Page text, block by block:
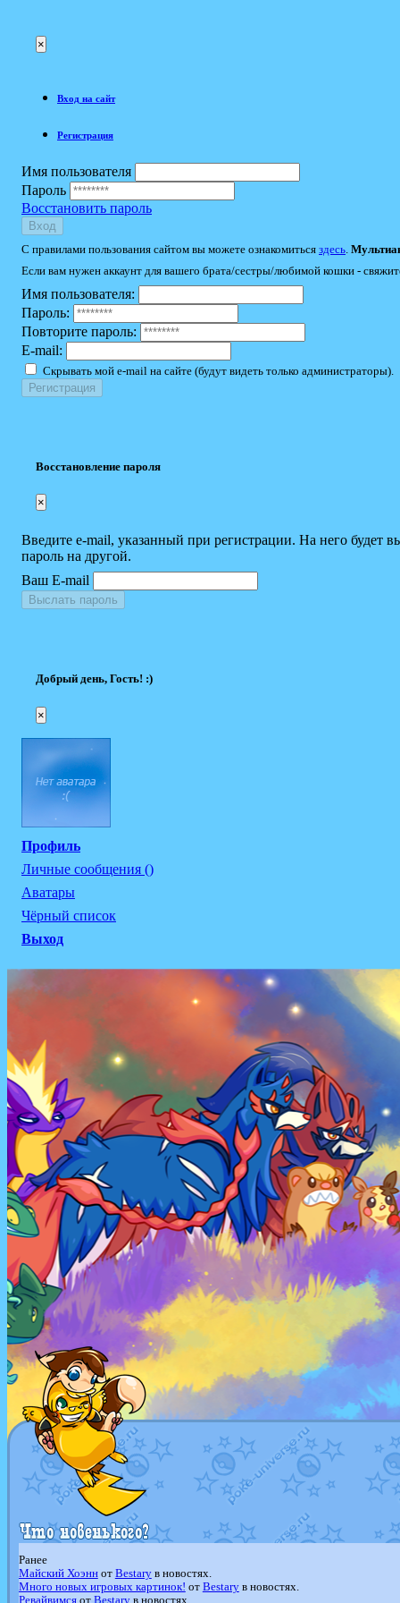
×
Вход на сайт
Регистрация
Имя пользователя
Пароль
Восстановить пароль
Вход
С правилами пользования сайтом вы можете ознакомиться здесь
Если вам нужен аккаунт для вашего брата/сестры/любимой кошки -
Имя пользователя:
Пароль:
Повторите пароль:
E-mail:
Скрывать мой e-mail на сайте (будут видеть только администраторы).
Восстановление пароля
×
Введите e-mail, указанный при регистрации. На него будет
пароль на другой.
Ваш E-mail
Выслать пароль
Добрый день, Гость! :)
×
Профиль
Личные сообщения ()
Аватары
Чёрный список
Выход
Ранее
Майский Хоэннот Bestaryв новостях.
Много новых игровых картинок! от Bestaryв новостях.
Ревайвимсяот Bestaryв новостях.